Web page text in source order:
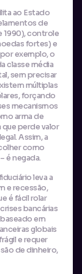
ao Estado
de
1990), controle
fortes) e
exemplo, o
classe média
sem precisar
múltiplas
forçando
mecanismos
arma de
perde valor
Assim, a
como
é negada.
leva a
e recessão,
é fácil rolar
bancárias
em
globais
e requer
de dinheiro,